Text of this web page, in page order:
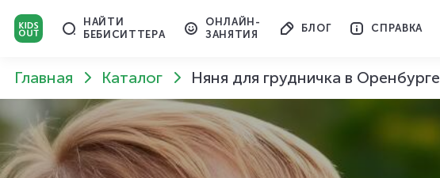
НАЙТИ
БЕБИСИТТЕРА
ОНЛАЙН-
ЗАНЯТИЯ
БЛОГ СПРАВКА
Главная Каталог Няня для грудничка в Оренбурге